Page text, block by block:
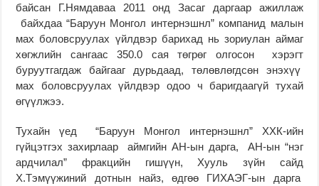
байсан Г.Нямдаваа 2011 онд Засаг даргаар ажиллаж
байхдаа “Баруун Монгол интернэшнл” компанид малын
мах боловсруулах үйлдвэр барихад нь зориулан аймаг
хөгжлийн сангаас 350.0 сая төгрөг олгосон хэрэгт
буруутгагдаж байгааг дурьдаад, төлөвлөгдсөн энэхүү
мах боловсруулах үйлдвэр одоо ч баригдаагүй тухай
өгүүлжээ.
Тухайн үед “Баруун Монгол интернэшнл” ХХК-ийн
гүйцэтгэх захирлаар аймгийн АН-ын дарга, АН-ын “нэг
ардчилал” фракцийн гишүүн, Хууль зүйн сайд
Х.Тэмүүжиний дотнын найз, өдгөө ГИХАЭГ-ын дарга